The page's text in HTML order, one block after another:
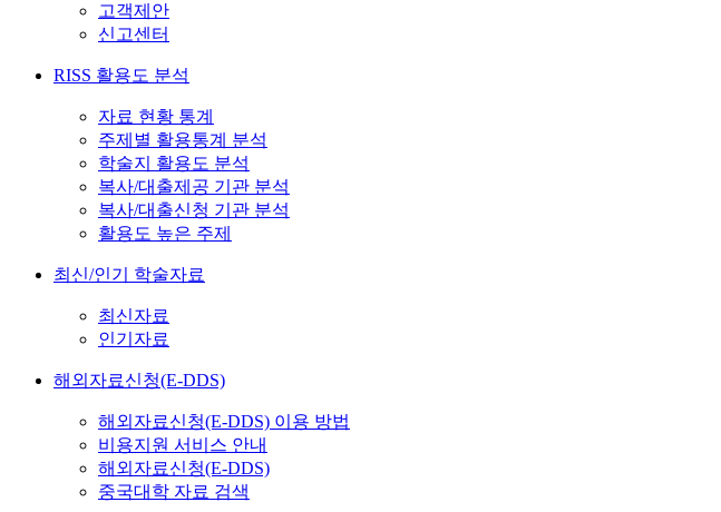
고객제안
신고센터
RISS 활용도 분석
자료 현황 통계
주제별 활용통계 분석
학술지 활용도 분석
복사/대출제공 기관 분석
복사/대출신청 기관 분석
활용도 높은 주제
최신/인기 학술자료
최신자료
인기자료
해외자료신청(E-DDS)
해외자료신청(E-DDS) 이용 방법
비용지원 서비스 안내
해외자료신청(E-DDS)
중국대학 자료 검색